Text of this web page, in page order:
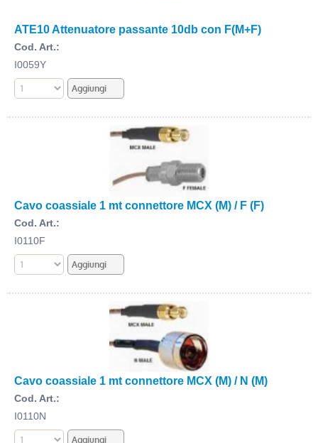
ATE10 Attenuatore passante 10db con F(M+F)
Cod. Art.:
I0059Y
Cavo coassiale 1 mt connettore MCX (M) / F (F)
Cod. Art.:
I0110F
Cavo coassiale 1 mt connettore MCX (M) / N (M)
Cod. Art.:
I0110N